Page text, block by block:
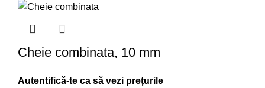
Cheie combinata, 10 mm